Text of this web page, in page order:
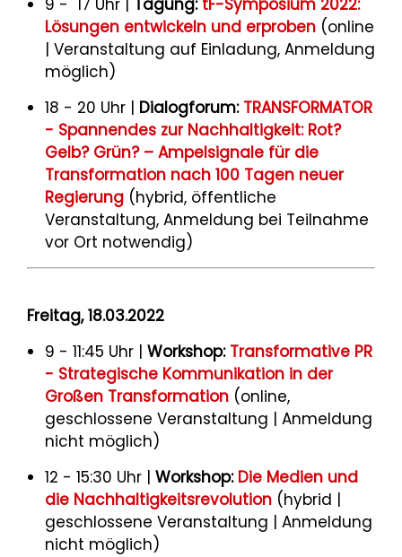
9 - 17 Uhr | Tagung: tF-Symposium 2022:
Lösungen entwickeln und erproben (online
| Veranstaltung auf Einladung, Anmeldung
möglich)
18 - 20 Uhr | Dialogforum: TRANSFORMATOR
- Spannendes zur Nachhaltigkeit: Rot?
Gelb? Grün? – Ampelsignale für die
Transformation nach 100 Tagen neuer
Regierung (hybrid, öffentliche
Veranstaltung, Anmeldung bei Teilnahme
vor Ort notwendig)
Freitag, 18.03.2022
9 - 11:45 Uhr | Workshop: Transformative PR
- Strategische Kommunikation in der
Großen Transformation (online,
geschlossene Veranstaltung | Anmeldung
nicht möglich)
12 - 15:30 Uhr | Workshop: Die Medien und
die Nachhaltigkeitsrevolution (hybrid |
geschlossene Veranstaltung | Anmeldung
nicht möglich)